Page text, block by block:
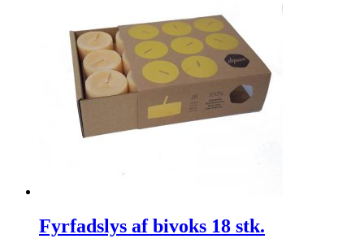
Fyrfadslys af bivoks 18 stk.